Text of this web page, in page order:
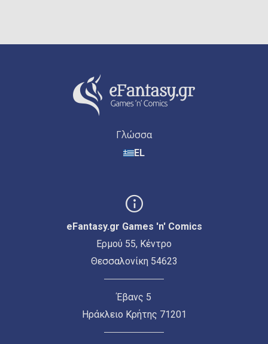
Γλώσσα
EL
eFantasy.gr Games 'n' Comics
Ερμού 55, Κέντρο
Θεσσαλονίκη 54623
Έβανς 5
Ηράκλειο Κρήτης 71201